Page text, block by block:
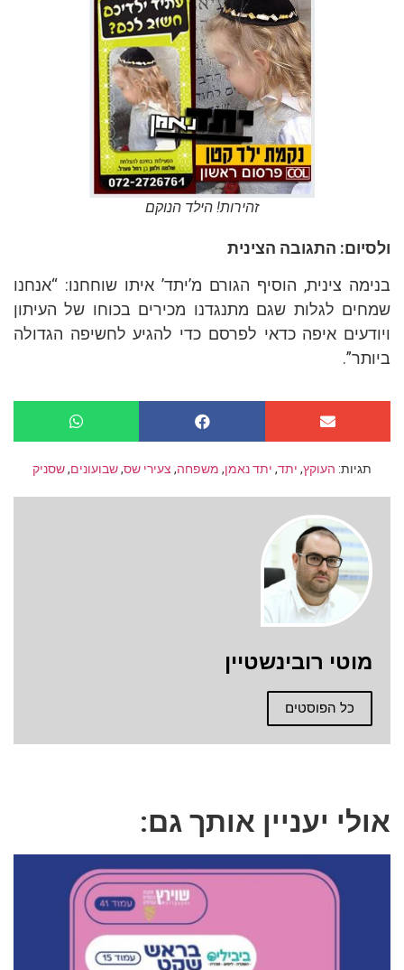
זהירות! הילד הנוקם
ולסיום: התגובה הצינית
בנימה צינית, הוסיף הגורם מ’יתד’ איתו שוחחנו: “אנחנו
שמחים לגלות שגם מתנגדנו מכירים בכוחו של העיתון
ויודעים איפה כדאי לפרסם כדי להגיע לחשיפה הגדולה
ביותר”.
תגיות: העוקץ, יתד, יתד נאמן, משפחה, צעירי שס,שבועונים,שסניק
מוטי רובינשטיין
כל הפוסטים
אולי יעניין אותך גם: